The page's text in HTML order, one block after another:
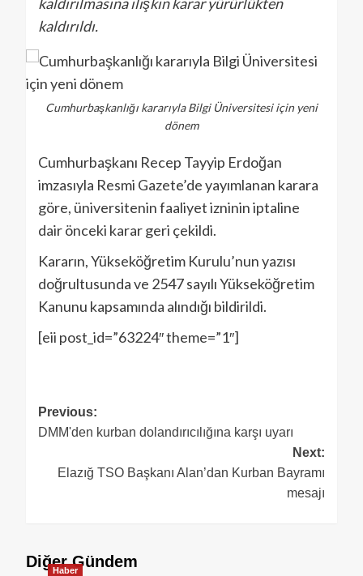
kaldırıldı.
Cumhurbaşkanlığı kararıyla Bilgi Üniversitesi için yeni
dönem
Cumhurbaşkanı Recep Tayyip Erdoğan
imzasıyla Resmi Gazete’de yayımlanan karara
göre, üniversitenin faaliyet izninin iptaline
dair önceki karar geri çekildi.
Kararın, Yükseköğretim Kurulu’nun yazısı
doğrultusunda ve 2547 sayılı Yükseköğretim
Kanunu kapsamında alındığı bildirildi.
[eii post_id=”63224″ theme=”1″]
Previous:
DMM'den kurban dolandırıcılığına karşı uyarı
Next:
Elazığ TSO Başkanı Alan’dan Kurban Bayramı
mesajı
Diğer Gündem
Haber